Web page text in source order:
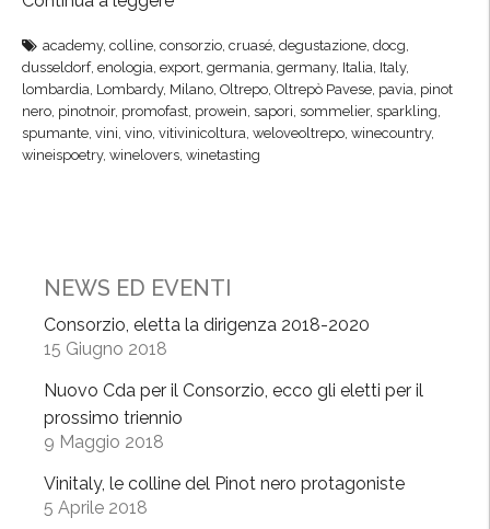
n
a
z
s
l
W
e
i
n
,
i
n
r
r
o
W
e
i
i
s
s
o
n
i
academy, colline, consorzio, cruasé, degustazione, docg,
dusseldorf, enologia, export, germania, germany, Italia, Italy,
lombardia, Lombardy, Milano, Oltrepo, Oltrepò Pavese, pavia, pinot
nero, pinotnoir, promofast, prowein, sapori, sommelier, sparkling,
spumante, vini, vino, vitivinicoltura, weloveoltrepo, winecountry,
wineispoetry, winelovers, winetasting
NEWS ED EVENTI
Consorzio, eletta la dirigenza 2018-2020
15 Giugno 2018
Nuovo Cda per il Consorzio, ecco gli eletti per il
prossimo triennio
9 Maggio 2018
Vinitaly, le colline del Pinot nero protagoniste
5 Aprile 2018